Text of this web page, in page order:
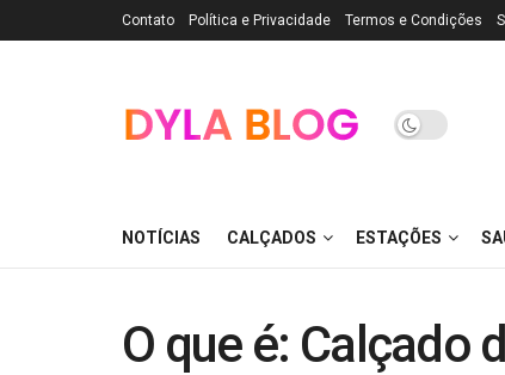
Contato Política e Privacidade Termos e Condições
NOTÍCIAS CALÇADOS ESTAÇÕES
O que é: Calçado